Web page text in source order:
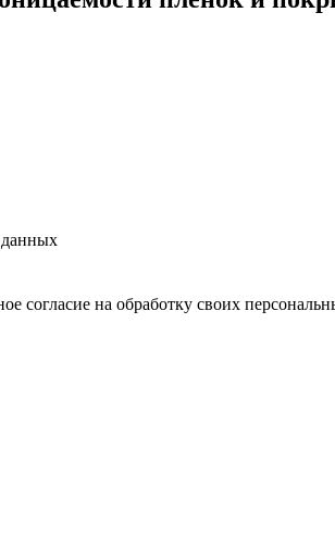
данных
согласие на обработку своих